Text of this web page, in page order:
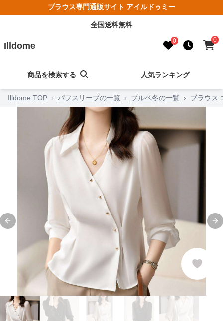
ブラウス専門通販サイト アイルドゥミー
全国送料無料
Illdome 0 0
商品を検索する 人気ランキング
Illdome TOP › パフスリーブの一覧 › ブルベ冬の一覧 › ブラウス
Previous slide